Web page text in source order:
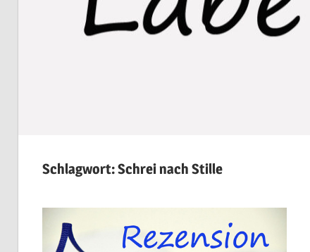
Schlagwort:Schrei nach Stille